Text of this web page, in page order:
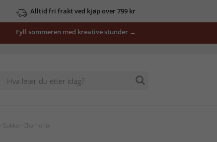
Alltid fri frakt ved kjøp over 799 kr
Fyll sommeren med kreative stunder →
> Sokker Chamonix